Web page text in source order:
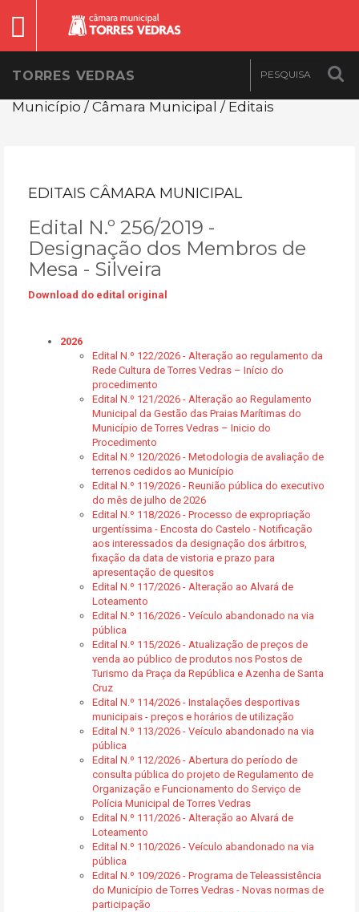
TORRES VEDRAS
Município / Câmara Municipal / Editais
EDITAIS CÂMARA MUNICIPAL
Edital N.º 256/2019 -
Designação dos Membros de
Mesa - Silveira
Download do edital original
2026
Edital N.º 122/2026 - Alteração ao regulamento da
Rede Cultura de Torres Vedras – Início do
procedimento
Edital N.º 121/2026 - Alteração ao Regulamento
Municipal da Gestão das Praias Marítimas do
Município de Torres Vedras – Inicio do
Procedimento
Edital N.º 120/2026 - Metodologia de avaliação de
terrenos cedidos ao Município
Edital N.º 119/2026 - Reunião pública do executivo
do mês de julho de 2026
Edital N.º 118/2026 - Processo de expropriação
urgentíssima - Encosta do Castelo - Notificação
aos interessados da designação dos árbitros,
fixação da data de vistoria e prazo para
apresentação de quesitos
Edital N.º 117/2026 - Alteração ao Alvará de
Loteamento
Edital N.º 116/2026 - Veículo abandonado na via
pública
Edital N.º 115/2026 - Atualização de preços de
venda ao público de produtos nos Postos de
Turismo da Praça da República e Azenha de Santa
Cruz
Edital N.º 114/2026 - Instalações desportivas
municipais - preços e horários de utilização
Edital N.º 113/2026 - Veículo abandonado na via
pública
Edital N.º 112/2026 - Abertura do período de
consulta pública do projeto de Regulamento de
Organização e Funcionamento do Serviço de
Polícia Municipal de Torres Vedras
Edital N.º 111/2026 - Alteração ao Alvará de
Loteamento
Edital N.º 110/2026 - Veículo abandonado na via
pública
Edital N.º 109/2026 - Programa de Teleassistência
do Município de Torres Vedras - Novas normas de
participação